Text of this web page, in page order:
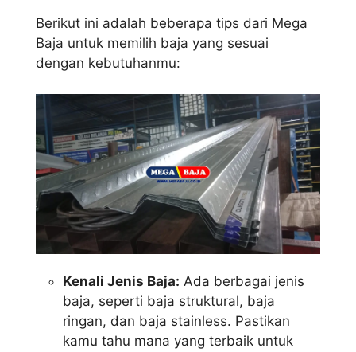
Berikut ini adalah beberapa tips dari Mega
Baja untuk memilih baja yang sesuai
dengan kebutuhanmu:
Kenali Jenis Baja: Ada berbagai jenis
baja, seperti baja struktural, baja
ringan, dan baja stainless. Pastikan
kamu tahu mana yang terbaik untuk